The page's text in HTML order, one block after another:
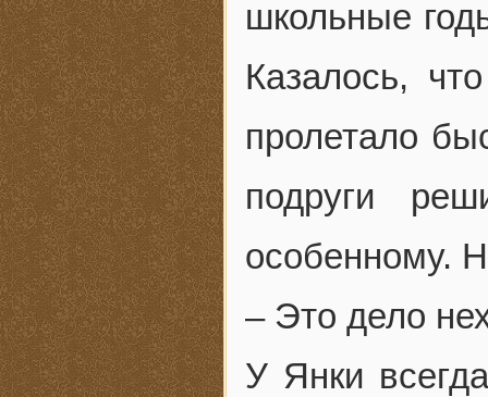
школьные
Казалось,
пролетало
подруги
особенному.
– Это дело
У Янки